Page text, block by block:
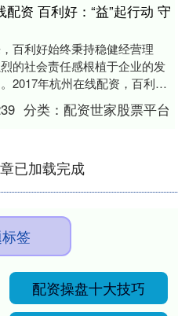
配资 百利好：“益”起行动 守
百利好始终秉持稳健经营理
的社会责任感根植于企业的发
2017年杭州在线配资，百利好
慈善基金，以「照耀生命，点亮
旨，....
分类：配资世家股票平台
已加载完成
签
配资操盘十大技巧